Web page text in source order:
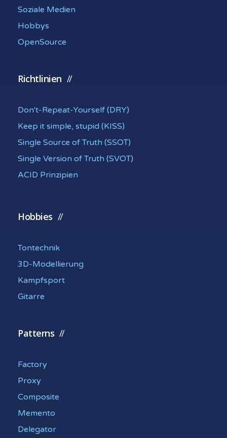
Soziale Medien
Hobbys
OpenSource
Richtlinien
Don't-Repeat-Yourself (DRY)
Keep it simple, stupid (KISS)
Single Source of Truth (SSOT)
Single Version of Truth (SVOT)
ACID Prinzipien
Hobbies
Tontechnik
3D-Modellierung
Kampfsport
Gitarre
Patterns
Factory
Proxy
Composite
Memento
Delegator